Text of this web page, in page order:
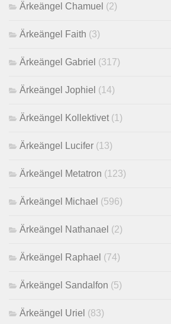
Ärkeängel Chamuel (2)
Ärkeängel Faith (3)
Ärkeängel Gabriel (317)
Ärkeängel Jophiel (14)
Ärkeängel Kollektivet (1)
Ärkeängel Lucifer (13)
Ärkeängel Metatron (123)
Ärkeängel Michael (596)
Ärkeängel Nathanael (2)
Ärkeängel Raphael (74)
Ärkeängel Sandalfon (5)
Ärkeängel Uriel (83)